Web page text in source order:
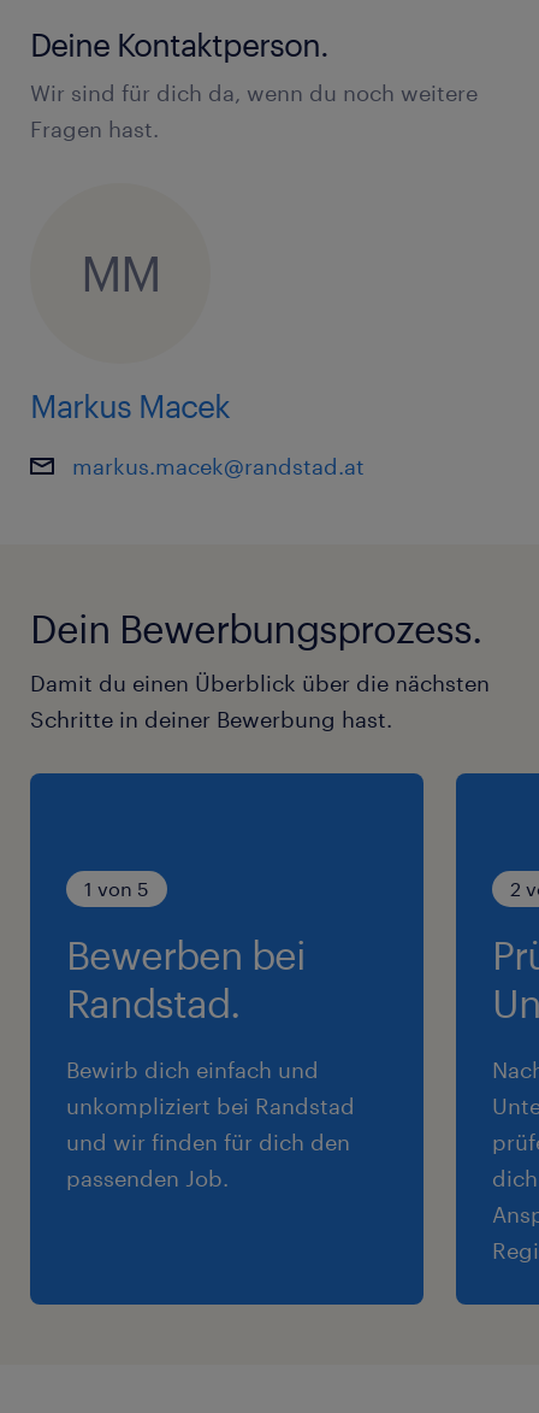
Deine Kontaktperson.
Wir sind für dich da, wenn du noch weitere
Fragen hast.
MM
Markus Macek
markus.macek@randstad.at
Dein Bewerbungsprozess.
Damit du einen Überblick über die nächsten
Schritte in deiner Bewerbung hast.
1 von 5
Bewerben bei
Randstad.
Bewirb dich einfach und
unkompliziert bei Randstad
und wir finden für dich den
passenden Job.
2